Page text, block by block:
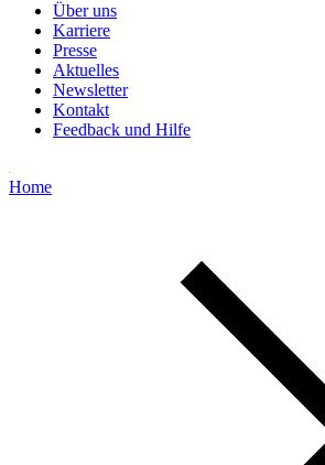
Über uns
Karriere
Presse
Aktuelles
Newsletter
Kontakt
Feedback und Hilfe
Home